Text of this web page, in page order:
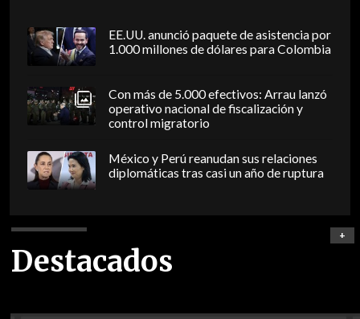
EE.UU. anunció paquete de asistencia por
1.000 millones de dólares para Colombia
Con más de 5.000 efectivos: Arrau lanzó
operativo nacional de fiscalización y
control migratorio
México y Perú reanudan sus relaciones
diplomáticas tras casi un año de ruptura
Destacados
+